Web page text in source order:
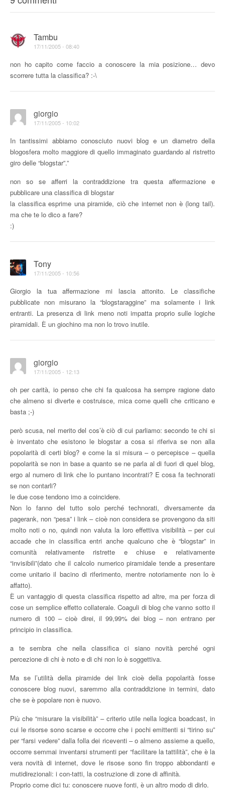
Tambu
17/11/2005 - 08:40
non ho capito come faccio a conoscere la mia posizione… devo
scorrere tutta la classifica? :-\
giorgio
17/11/2005 - 10:02
In tantissimi abbiamo conosciuto nuovi blog e un diametro della
blogosfera molto maggiore di quello immaginato guardando al ristretto
giro delle “blogstar”.”
non so se afferri la contraddizione tra questa affermazione e
pubblicare una classifica di blogstar
la classifica esprime una piramide, ciò che internet non è (long tail).
ma che te lo dico a fare?
:)
Tony
17/11/2005 - 10:56
Giorgio la tua affermazione mi lascia attonito. Le classifiche
pubblicate non misurano la “blogstaraggine” ma solamente i link
entranti. La presenza di link meno noti impatta proprio sulle logiche
piramidali. È un giochino ma non lo trovo inutile.
giorgio
17/11/2005 - 12:13
oh per carità, io penso che chi fa qualcosa ha sempre ragione dato
che almeno si diverte e costruisce, mica come quelli che criticano e
basta ;-)
però scusa, nel merito del cos’è ciò di cui parliamo: secondo te chi si
è inventato che esistono le blogstar a cosa si riferiva se non alla
popolarità di certi blog? e come la si misura – o percepisce – quella
popolarità se non in base a quanto se ne parla al di fuori di quel blog,
ergo al numero di link che lo puntano incontrati? E cosa fa technorati
se non contarli?
le due cose tendono imo a coincidere.
Non lo fanno del tutto solo perché technorati, diversamente da
pagerank, non “pesa” i link – cioè non considera se provengono da siti
molto noti o no, quindi non valuta la loro effettiva visibilità – per cui
accade che in classifica entri anche qualcuno che è “blogstar” in
comunità relativamente ristrette e chiuse e relativamente
“invisibili”(dato che il calcolo numerico piramidale tende a presentare
come unitario il bacino di riferimento, mentre notoriamente non lo è
affatto).
È un vantaggio di questa classifica rispetto ad altre, ma per forza di
cose un semplice effetto collaterale. Coaguli di blog che vanno sotto il
numero di 100 – cioè direi, il 99,99% dei blog – non entrano per
principio in classifica.
a te sembra che nella classifica ci siano novità perché ogni
percezione di chi è noto e di chi non lo è soggettiva.
Ma se l’utilità della piramide dei link cioè della popolarità fosse
conoscere blog nuovi, saremmo alla contraddizione in termini, dato
che se è popolare non è nuovo.
Più che “misurare la visibilità” – criterio utile nella logica boadcast, in
cui le risorse sono scarse e occorre che i pochi emittenti si “tirino su”
per “farsi vedere” dalla folla dei riceventi – o almeno assieme a quello,
occorre semmai inventarsi strumenti per “facilitare la tattilità”, che è la
vera novità di internet, dove le risose sono fin troppo abbondanti e
mutidirezionali: i con-tatti, la costruzione di zone di affinità.
Proprio come dici tu: conoscere nuove fonti, è un altro modo di dirlo.